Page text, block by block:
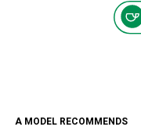
A MODEL RECOMMENDS